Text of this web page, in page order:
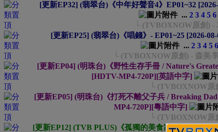
[更新EP32] (翡翠台)《中年好聲音4》EP01~32
... 2 3 4 5 6
└ (TVBOXNOW原創) -
[更新EP25] (翡翠台)《唱錢》- EP01~25 [2026-
... 2 3 4 5 6
└ (TVBOXNOW原創) - 森美/
[更新EP04] (明珠台)《野性生存手冊 / Nature's
[HDTV-MP4-720P][英語中字]
└ (TVBOXNOW原
[更新EP05] (明珠台)《打死不離父子兵 / Breaking
MP4-720P][粵語中字]
└ (TVBOXNOW原
[更新EP12] (TVB PLUS)《孤獨的美食家們》-